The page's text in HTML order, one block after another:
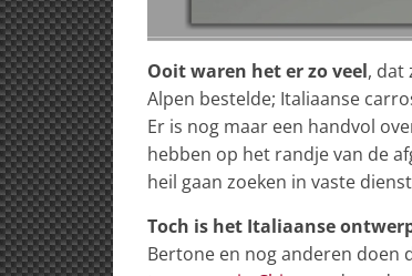
Ooit waren het er zo veel, dat
Alpen bestelde; Italiaanse
Er is nog maar een handvol
hebben op het randje van de
heil gaan zoeken in vaste
Toch is het Italiaanse
Bertone en nog anderen doen